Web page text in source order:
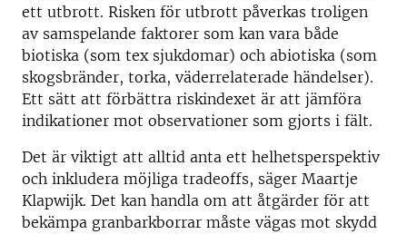
ett utbrott. Risken för utbrott påverkas troligen
av samspelande faktorer som kan vara både
biotiska (som tex sjukdomar) och abiotiska (som
skogsbränder, torka, väderrelaterade händelser).
Ett sätt att förbättra riskindexet är att jämföra
indikationer mot observationer som gjorts i fält.
Det är viktigt att alltid anta ett helhetsperspektiv
och inkludera möjliga tradeoffs, säger Maartje
Klapwijk. Det kan handla om att åtgärder för att
bekämpa granbarkborrar måste vägas mot skydd